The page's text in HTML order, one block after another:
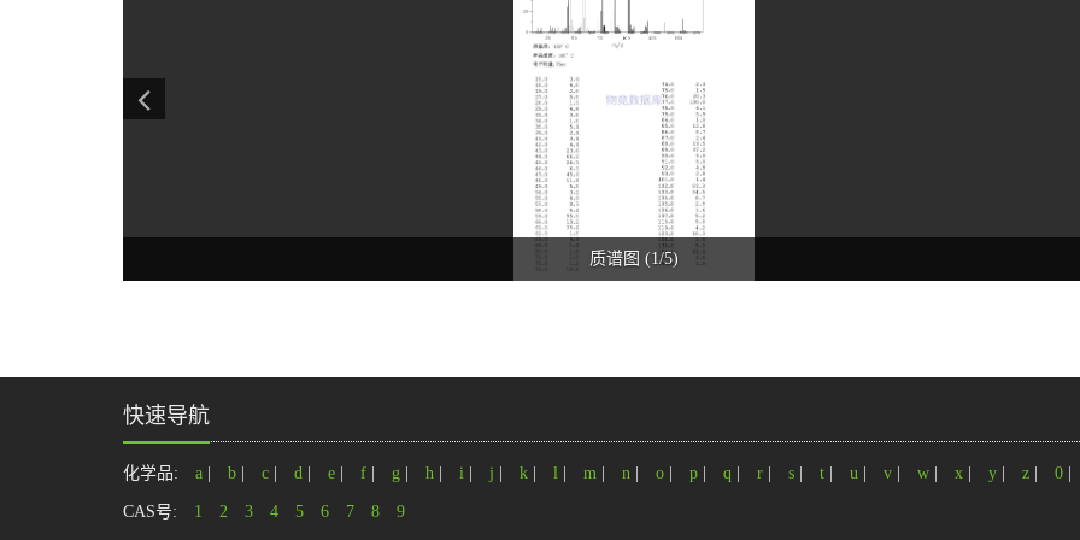
质谱图 (1/5)
快速导航
化学品: a b c d e f g h i j k l m n o p q r s t u v w x y z 0
CAS号: 1 2 3 4 5 6 7 8 9